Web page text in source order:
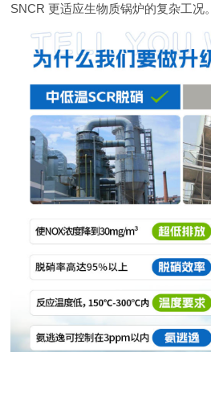
SNCR 更适应生物质锅炉的复杂工况。